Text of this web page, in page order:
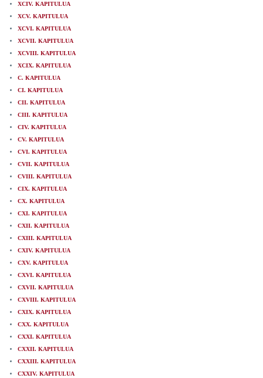
XCIV. KAPITULUA
XCV. KAPITULUA
XCVI. KAPITULUA
XCVII. KAPITULUA
XCVIII. KAPITULUA
XCIX. KAPITULUA
C. KAPITULUA
CI. KAPITULUA
CII. KAPITULUA
CIII. KAPITULUA
CIV. KAPITULUA
CV. KAPITULUA
CVI. KAPITULUA
CVII. KAPITULUA
CVIII. KAPITULUA
CIX. KAPITULUA
CX. KAPITULUA
CXI. KAPITULUA
CXII. KAPITULUA
CXIII. KAPITULUA
CXIV. KAPITULUA
CXV. KAPITULUA
CXVI. KAPITULUA
CXVII. KAPITULUA
CXVIII. KAPITULUA
CXIX. KAPITULUA
CXX. KAPITULUA
CXXI. KAPITULUA
CXXII. KAPITULUA
CXXIII. KAPITULUA
CXXIV. KAPITULUA